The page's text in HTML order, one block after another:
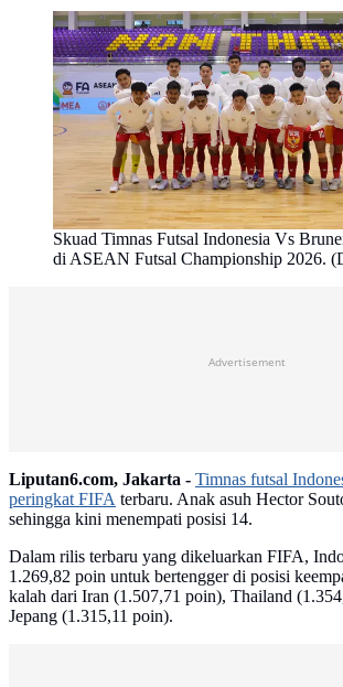
Skuad Timnas Futsal Indonesia Vs
di ASEAN Futsal Championship 2026.
Advertisement
Liputan6.com, Jakarta - Timnas futsal
peringkat FIFA terbaru. Anak asuh Hector
sehingga kini menempati posisi 14.
Dalam rilis terbaru yang dikeluarkan FIFA,
1.269,82 poin untuk bertengger di posisi
kalah dari Iran (1.507,71 poin), Thailand
Jepang (1.315,11 poin).